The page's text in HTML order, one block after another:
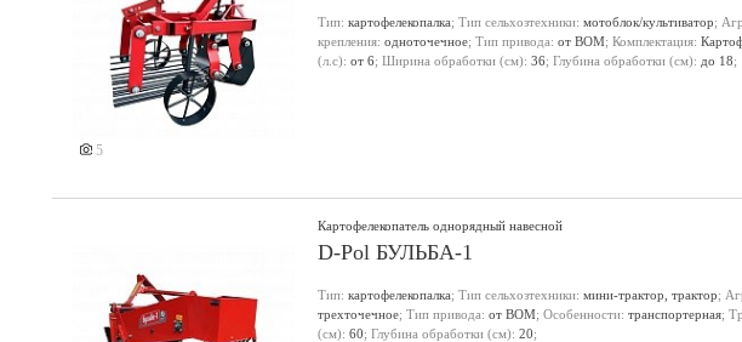
5
Тип: картофелекопалка; Тип сельхозтехники: мотоблок/культиватор;
крепления: одноточечное; Тип привода: от ВОМ; Комплектация:
(л.с): от 6; Ширина обработки (см): 36; Глубина обработки (см): до 18;
Картофелекопатель однорядный навесной
D-Pol БУЛЬБА-1
Тип: картофелекопалка; Тип сельхозтехники: мини-трактор, трактор;
трехточечное; Тип привода: от ВОМ; Особенности: транспортерная;
(см): 60; Глубина обработки (см): 20;